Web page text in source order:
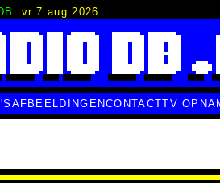
vr 7 aug 2026
AFBEELDINGENCONTACTTV